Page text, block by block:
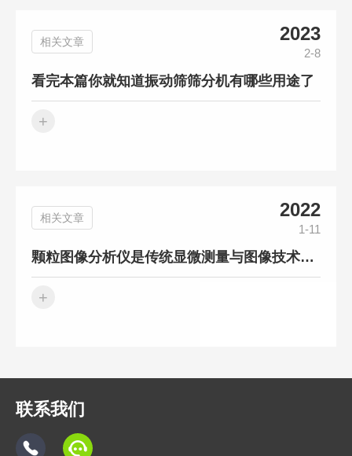
相关文章 2023
2-8
看完本篇你就知道振动筛筛分机有哪些用途了
+
相关文章 2022
1-11
颗粒图像分析仪是传统显微测量与图像技术相结合产物
+
联系我们